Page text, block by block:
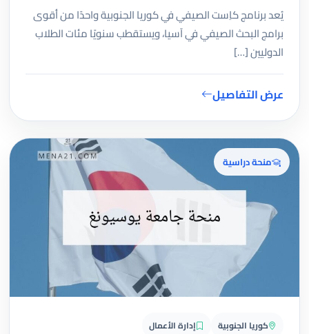
يُعد برنامج كاِست الصيفي في كوريا الجنوبية واحدًا من أقوى
برامج البحث الصيفي في آسيا، ويستقطب سنويًا مئات الطلاب
الدوليين […]
عرض التفاصيل
منحة دراسية
كوريا الجنوبية إدارة الأعمال